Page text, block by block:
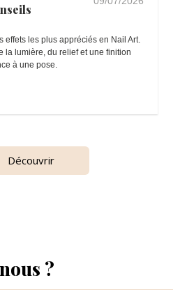
effets les plus appréciés en Nail Art.
la lumière, du relief et une finition
à une pose.
Découvrir
?